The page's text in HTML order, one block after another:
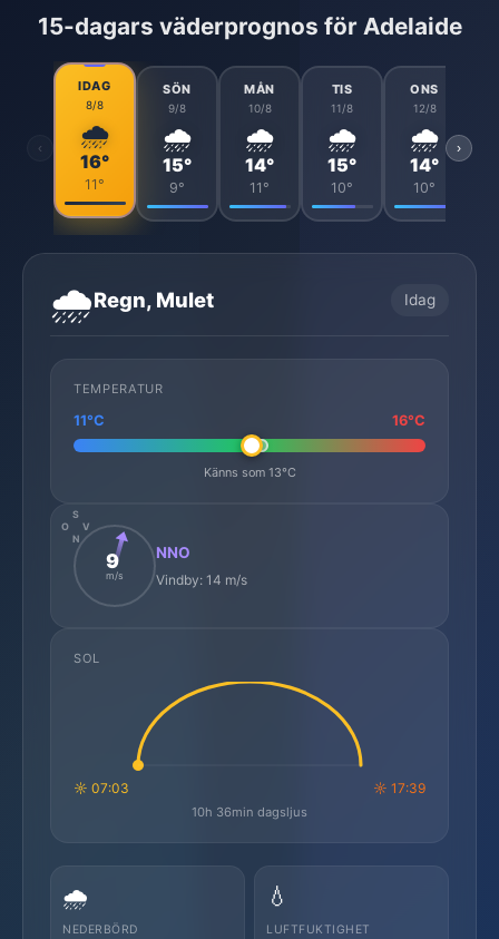
15-dagars väderprognos för Adelaide
‹
IDAG
8/8
🌧️
16°
11°
SÖN
9/8
🌧️
15°
9°
MÅN
10/8
🌧️
14°
11°
TIS
11/8
🌧️
15°
10°
ONS
12/8
🌧️
14°
10°
›
🌧️Regn, Mulet Idag
TEMPERATUR
11°C 16°C
Känns som 13°C
N
S
O
V
9
m/s
NNO
Vindby: 14 m/s
SOL
☼ 07:03 ☼ 17:39
10h 36min dagsljus
🌧️
NEDERBÖRD
💧
LUFTFUKTIGHET